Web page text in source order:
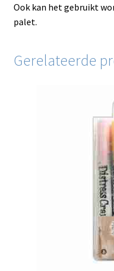
Ook kan het gebruikt
palet.
Gerelateerde